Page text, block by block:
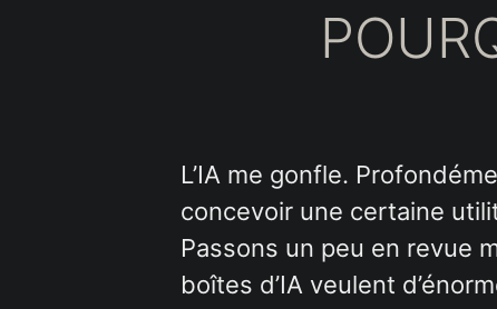
L’IA me gonfle.
concevoir une certaine
Passons un peu en revue
boîtes d’IA veulent